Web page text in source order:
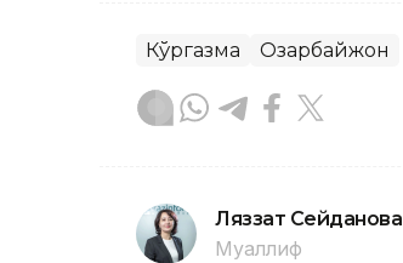
Кўргазма Озарбайжон
Ляззат Сейданова
Муаллиф